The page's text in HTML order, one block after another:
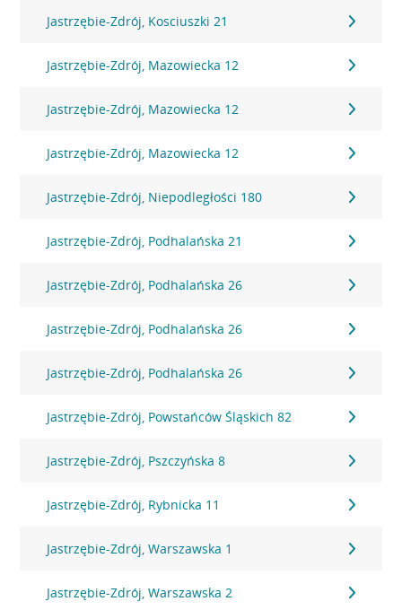
Jastrzębie-Zdrój, Kosciuszki 21
Jastrzębie-Zdrój, Mazowiecka 12
Jastrzębie-Zdrój, Mazowiecka 12
Jastrzębie-Zdrój, Mazowiecka 12
Jastrzębie-Zdrój, Niepodległości 180
Jastrzębie-Zdrój, Podhalańska 21
Jastrzębie-Zdrój, Podhalańska 26
Jastrzębie-Zdrój, Podhalańska 26
Jastrzębie-Zdrój, Podhalańska 26
Jastrzębie-Zdrój, Powstańców Śląskich 82
Jastrzębie-Zdrój, Pszczyńska 8
Jastrzębie-Zdrój, Rybnicka 11
Jastrzębie-Zdrój, Warszawska 1
Jastrzębie-Zdrój, Warszawska 2